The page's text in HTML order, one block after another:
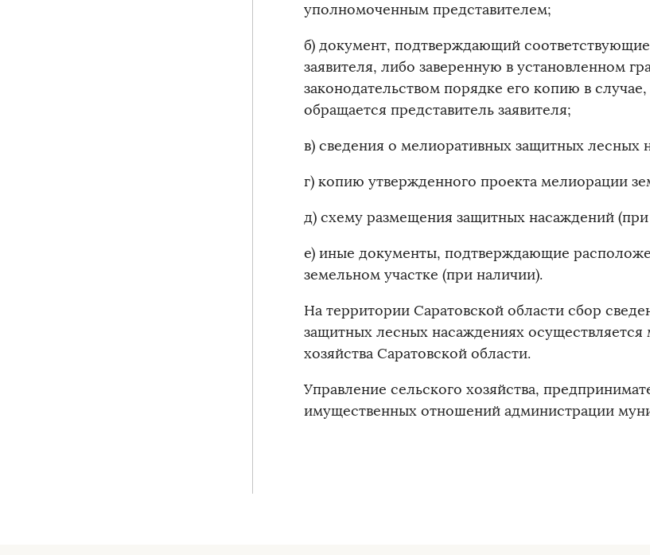
уполномоченным представителем;
б) документ, подтверждающий
заявителя, либо заверенную в установленном
законодательством порядке его копию в
обращается представитель заявителя;
в) сведения о мелиоративных защитных лесных
г) копию утвержденного проекта мелиорации
д) схему размещения защитных насаждений
е) иные документы, подтверждающие
земельном участке (при наличии).
На территории Саратовской области сбор
защитных лесных насаждениях осуществляется
хозяйства Саратовской области.
Управление сельского хозяйства,
имущественных отношений администрации